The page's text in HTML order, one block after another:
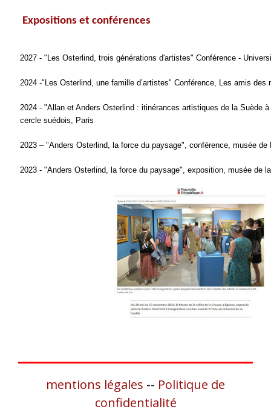
Expositions et conférences
2027 - "Les Osterlind, trois générations d'artistes" Conférence -
2024 -"Les Osterlind, une famille d’artistes" Conférence, Les amis des
2024 - "Allan et Anders Osterlind : itinérances artistiques de la Suède
cercle suédois, Paris
2023 – "Anders Osterlind, la force du paysage", conférence, musée de
2023 - "Anders Osterlind, la force du paysage", exposition, musée de
mentions légales -- Politique de
confidentialité